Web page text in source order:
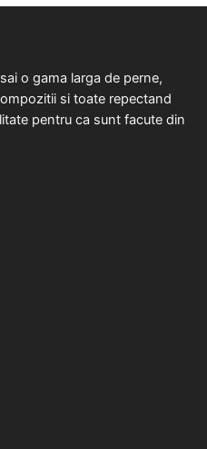
o gama larga de perne,
si toate repectand
pentru ca sunt facute din